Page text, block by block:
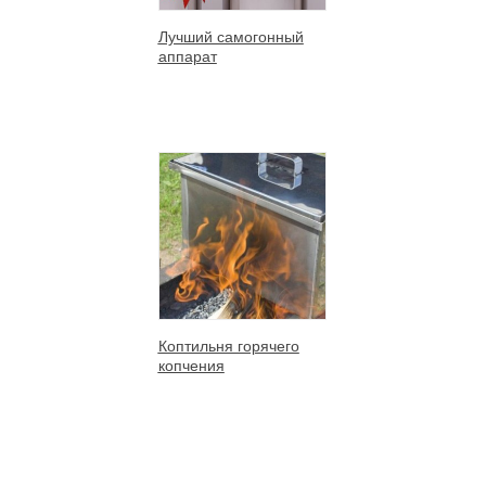
Лучший самогонный
аппарат
Коптильня горячего
копчения